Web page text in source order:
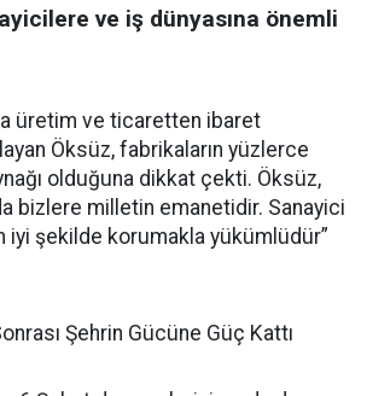
ve iş dünyasına önemli
üretim ve ticaretten ibaret
Öksüz, fabrikaların yüzlerce
olduğuna dikkat çekti. Öksüz,
bizlere milletin emanetidir. Sanayici
iyi şekilde korumakla yükümlüdür”
Şehrin Gücüne Güç Kattı